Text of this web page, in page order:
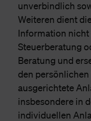
unverbindlich
Weiteren dient
Information nicht
Steuerberatung
Beratung und
den
ausgerichtete
insbesondere in
individuellen